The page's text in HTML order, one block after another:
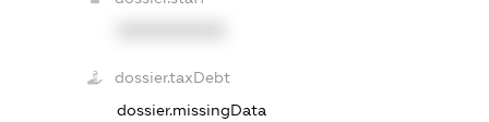
dossier.taxDebt
dossier.missingData